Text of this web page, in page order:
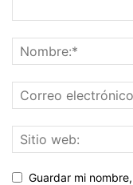
Guardar mi